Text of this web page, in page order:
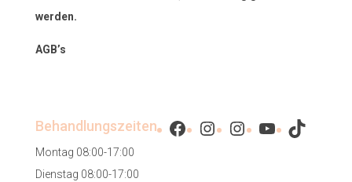
werden.
AGB’s
Behandlungszeiten
Montag 08:00-17:00
Dienstag 08:00-17:00
Facebook
Instagram
Instagram
YouTube
TikTok